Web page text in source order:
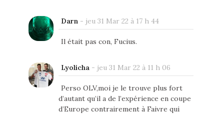
Darn - jeu 31 Mar 22 à 17 h 44
Il était pas con, Fucius.
Lyolicha - jeu 31 Mar 22 à 11 h 06
Perso OLV,moi je le trouve plus fort
d’autant qu’il a de l’expérience en coupe
d’Europe contrairement à Faivre qui